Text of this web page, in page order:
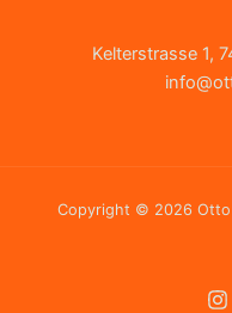
Kelterstrasse 1,
Copyright © 2026 Otto